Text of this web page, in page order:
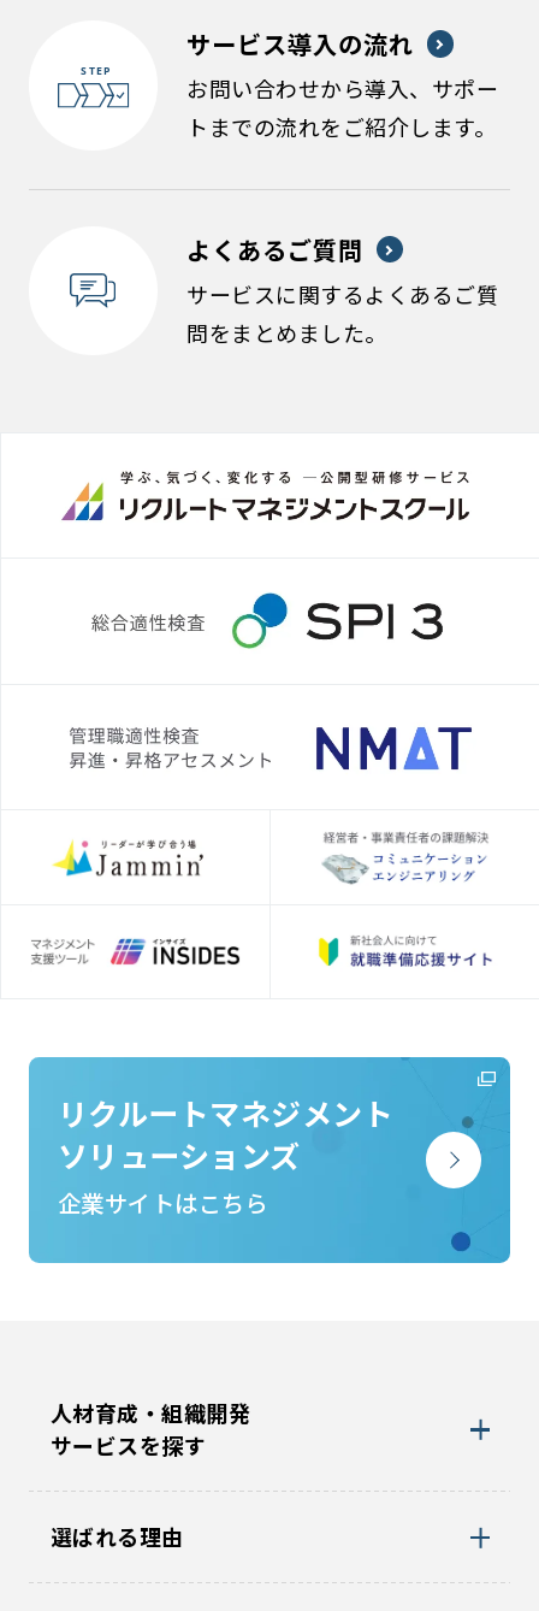
サービス導入の流れ
お問い合わせから導入、サポー
トまでの流れをご紹介します。
よくあるご質問
サービスに関するよくあるご質
問をまとめました。
リクルートマネジメント
ソリューションズ
企業サイトはこちら
人材育成・組織開発
サービスを探す
選ばれる理由